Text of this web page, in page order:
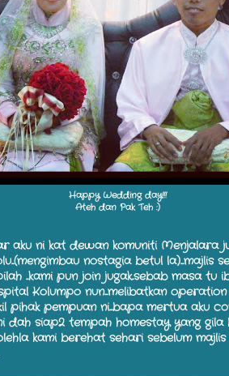
Happy Wedding day!!!
Ateh dan Pak Teh :)
aku ni kat dewan komuniti Menjalara
nostagia betul la)....majlis
...kami pun join jugak..sebab masa
Kolumpo nun....melibatkan operation
pempuan ni....bapa mertua aku
dah siap2 tempah homestay yang gila
kami berehat sehari sebelum